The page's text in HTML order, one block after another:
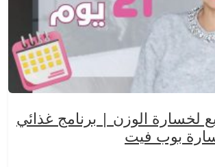
أسابيع لخسارة الوزن | برنامج غذائي
بوب فيت